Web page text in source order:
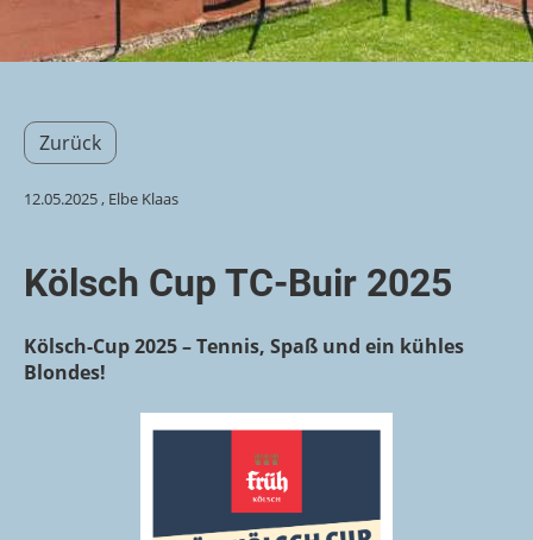
Zurück
12.05.2025, Elbe Klaas
Kölsch Cup TC-Buir 2025
Kölsch-Cup 2025 – Tennis, Spaß und ein kühles
Blondes!